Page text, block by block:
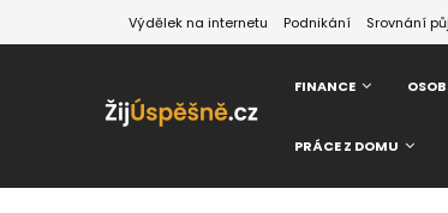
Výdělek na internetu Podnikání Srovnání
FINANCE
PRÁCE Z DOMU